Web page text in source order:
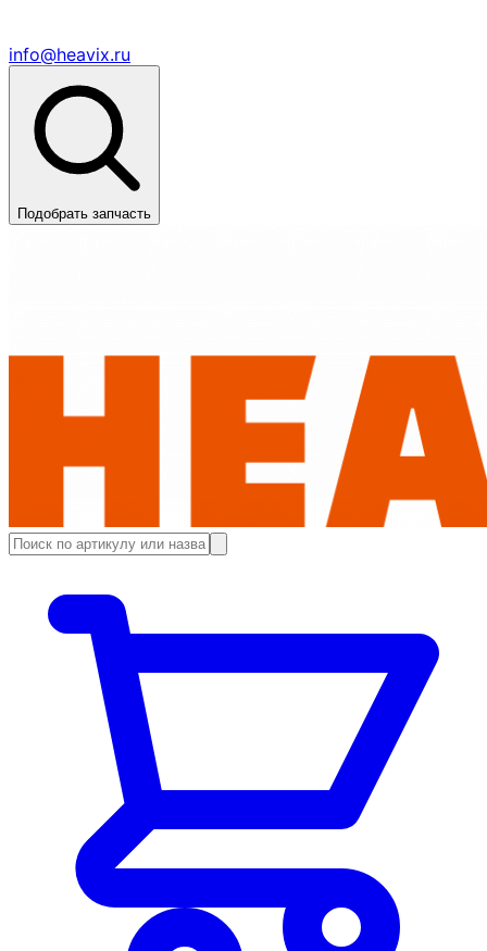
info@heavix.ru
Подобрать запчасть